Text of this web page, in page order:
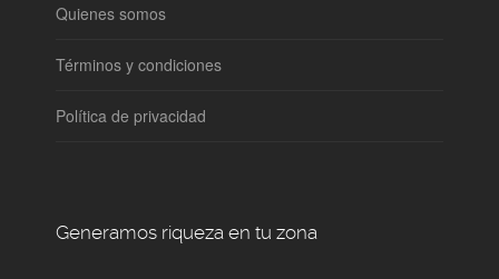
Quienes somos
Términos y condiciones
Política de privacidad
Generamos riqueza en tu zona